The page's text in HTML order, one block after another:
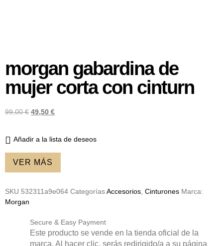
morgan gabardina de
mujer corta con cinturn
99,00€ 49,50 €
Añadir a la lista de deseos
VER MÁS
SKU 532311a9e064 CategoríasAccesorios Cinturones Marca:
Morgan
Secure & Easy Payment
Este producto se vende en la tienda oficial de la
marca. Al hacer clic, serás redirigido/a a su página